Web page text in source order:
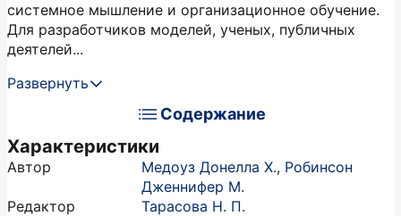
системное мышление и организационное обучение.
Для разработчиков моделей, ученых, публичных
деятелей...
Развернуть
Содержание
Характеристики
Автор Медоуз Донелла Х., Робинсон
Дженнифер М.
Редактор
Тарасова Н. П.